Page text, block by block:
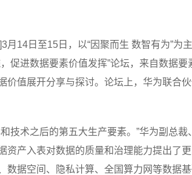
月14日至15日，以“因聚而生 数智有为”
促进数据要素价值发挥”论坛，来自数据
价值展开分享与探讨。论坛上，华为联合
技术之后的第五大生产要素。”华为副总
资产入表对数据的质量和治理能力提出了
数据空间、隐私计算、全国算力网等数据